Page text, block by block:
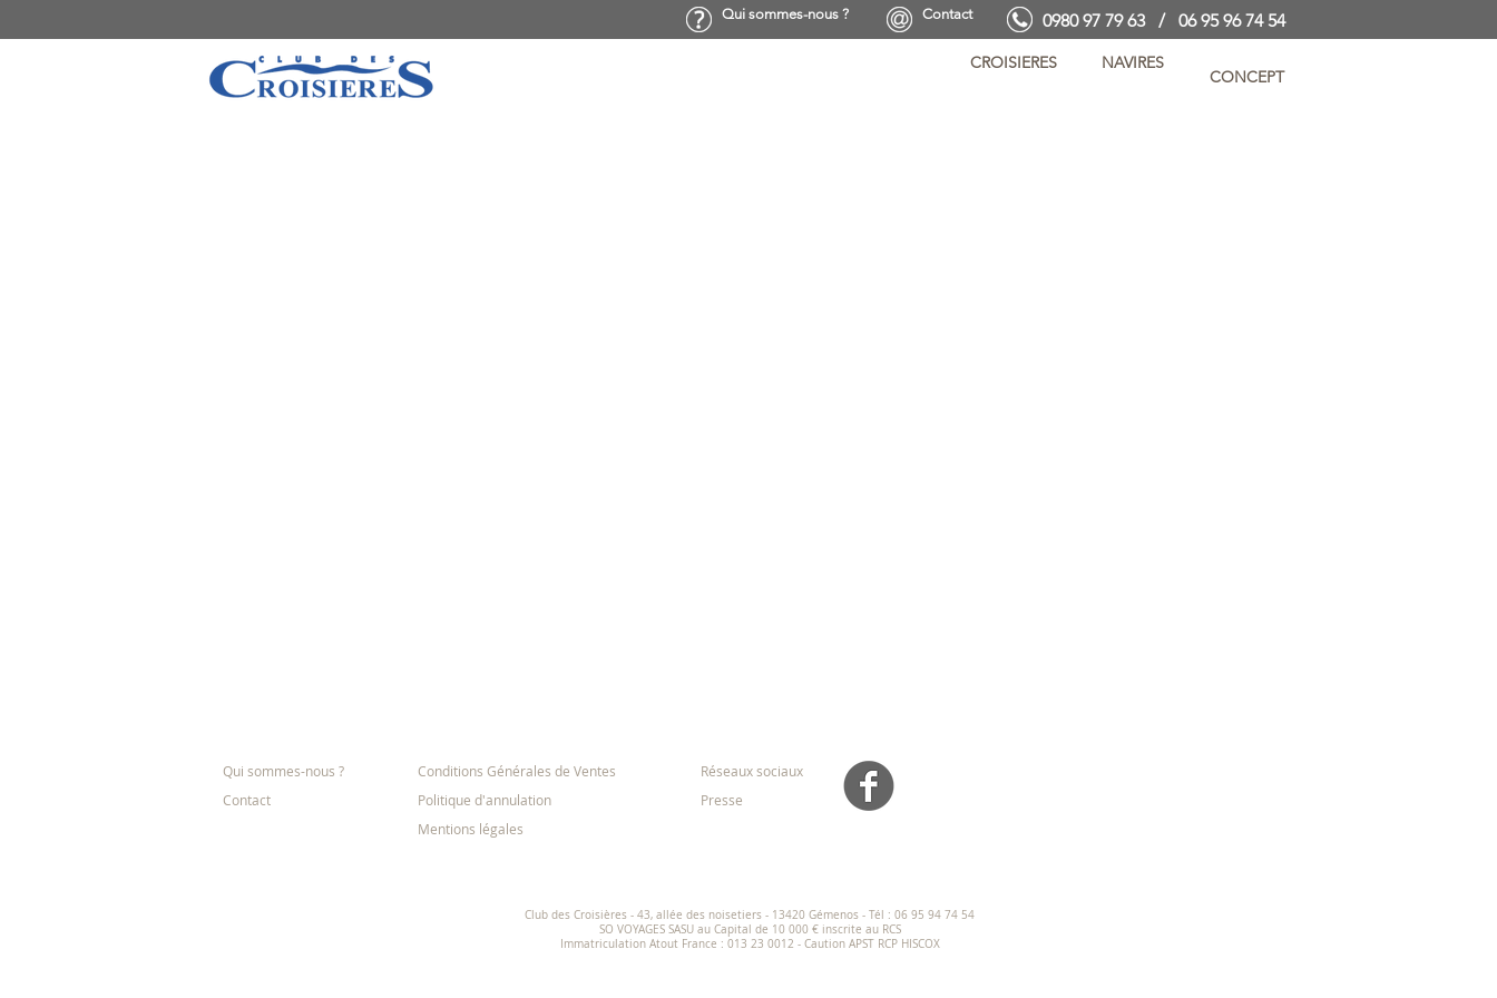
Qui sommes-nous ? Contact 0980 97 79 63 / 06 95 96 74 54
CROISIERES NAVIRES
CONCEPT
Qui sommes-nous ?
Contact
Conditions Générales de Ventes
Politique d'annulation
Mentions légales
Réseaux sociaux
Presse
Club des Croisières - 43, allée des noisetiers - 13420 Gémenos - Tél : 06 95 94 74 54
SO VOYAGES SASU au Capital de 10 000 € inscrite au RCS
Immatriculation Atout France : 013 23 0012 - Caution APST RCP HISCOX